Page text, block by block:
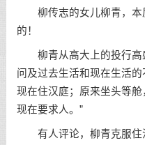
柳传志的女儿柳青，
的！
柳青从高大上的投行高
问及过去生活和现在生活的
现在住汉庭；原来坐头等舱
现在要求人。”
有人评论，柳青克服住